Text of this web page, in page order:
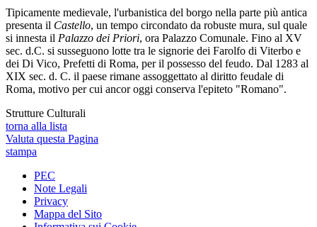
Tipicamente medievale, l'urbanistica del borgo nella parte più antica
presenta il Castello, un tempo circondato da robuste mura, sul quale
si innesta il Palazzo dei Priori, ora Palazzo Comunale. Fino al XV
sec. d.C. si susseguono lotte tra le signorie dei Farolfo di Viterbo e
dei Di Vico, Prefetti di Roma, per il possesso del feudo. Dal 1283 al
XIX sec. d. C. il paese rimane assoggettato al diritto feudale di
Roma, motivo per cui ancor oggi conserva l'epiteto "Romano".
Strutture Culturali
torna alla lista
Valuta questa Pagina
stampa
PEC
Note Legali
Privacy
Mappa del Sito